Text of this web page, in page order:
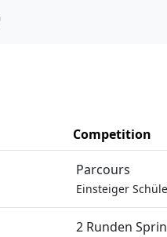
Competition
Parcours
Einsteiger
2 Runden